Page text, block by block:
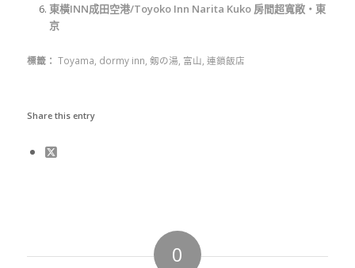
東橫INN成田空港/Toyoko Inn Narita Kuko 房間超寬敞‧東
京
標籤： Toyama dormy inn 剱の湯 富山 連鎖飯店
Share this entry
0